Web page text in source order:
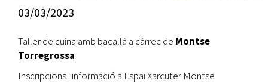
03/03/2023
Taller de cuina amb bacallà a càrrec de Montse
Torregrossa
Inscripcions i informació a Espai Xarcuter Montse